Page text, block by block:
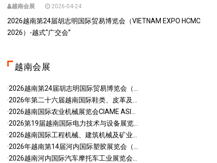
越南会展 2026-04-24
2026越南第24届胡志明国际贸易博览会（VIETNAM EXPO HCMC
2026）-越式“广交会”
越南会展
·2026越南第24届胡志明国际贸易博览会（...
·2026年第二十六届越南国际鞋类、皮革及...
·2026越南国际农业机械展览会CIAME ASI...
·2026第19届越南国际电力技术与设备展览...
·2026越南国际工程机械、建筑机械及矿业...
·2026年越南第14届河内国际塑胶展览会（...
·2026越南河内国际汽车摩托车工业展览会...